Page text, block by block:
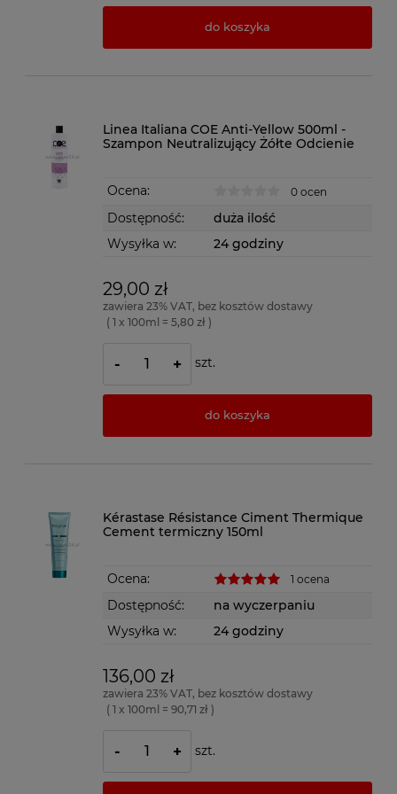
do koszyka
Linea Italiana COE Anti-Yellow 500ml -
Szampon Neutralizujący Żółte Odcienie
Ocena: 0 ocen
Dostępność:
duża ilość
Wysyłka w:
24 godziny
29,00 zł
zawiera 23% VAT, bez kosztów dostawy
( 1 x 100ml = 5,80 zł )
- + szt.
do koszyka
Kérastase Résistance Ciment Thermique
Cement termiczny 150ml
Ocena: 1 ocena
Dostępność:
na wyczerpaniu
Wysyłka w:
24 godziny
136,00 zł
zawiera 23% VAT, bez kosztów dostawy
( 1 x 100ml = 90,71 zł )
- + szt.